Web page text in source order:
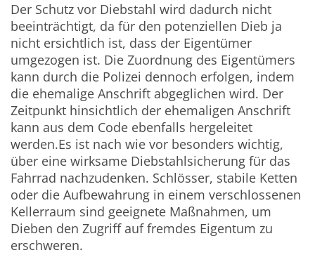
Der Schutz vor Diebstahl wird dadurch nicht
beeinträchtigt, da für den potenziellen Dieb ja
nicht ersichtlich ist, dass der Eigentümer
umgezogen ist. Die Zuordnung des Eigentümers
kann durch die Polizei dennoch erfolgen, indem
die ehemalige Anschrift abgeglichen wird. Der
Zeitpunkt hinsichtlich der ehemaligen Anschrift
kann aus dem Code ebenfalls hergeleitet
werden.Es ist nach wie vor besonders wichtig,
über eine wirksame Diebstahlsicherung für das
Fahrrad nachzudenken. Schlösser, stabile Ketten
oder die Aufbewahrung in einem verschlossenen
Kellerraum sind geeignete Maßnahmen, um
Dieben den Zugriff auf fremdes Eigentum zu
erschweren.